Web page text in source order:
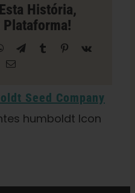
História,
Plataforma!
WhatsAppTelegrama
Tumblr Pinterest
Vk
E-
Seed Company